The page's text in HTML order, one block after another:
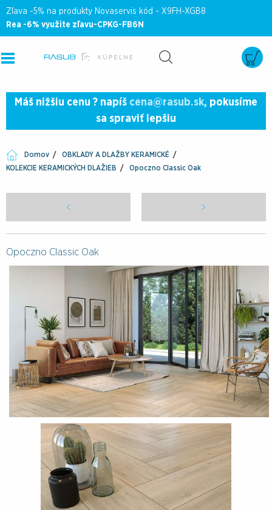
Zľava -5% na produkty Novaservis kód - X9FH-XGB8
Rea -6% využite zľavu-CPKG-FB6N
Máš nižšiu cenu ? napíš cena@rasub.sk, pokusíme
sa spraviť lepšiu
Domov
OBKLADY A DLAŽBY KERAMICKÉ
KOLEKCIE KERAMICKÝCH DLAŽIEB
Opoczno Classic Oak
Opoczno Classic Oak